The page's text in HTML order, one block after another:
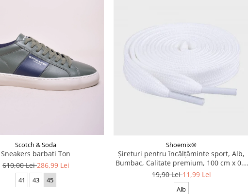
Scotch & Soda
Sneakers barbati Ton
610,00 Lei286,99 Lei
41 43 45
Shoemix®
Șireturi pentru încălțăminte sport, Alb,
Bumbac, Calitate premium, 100 cm x 0.8
cm
19,90 Lei11,99 Lei
Alb